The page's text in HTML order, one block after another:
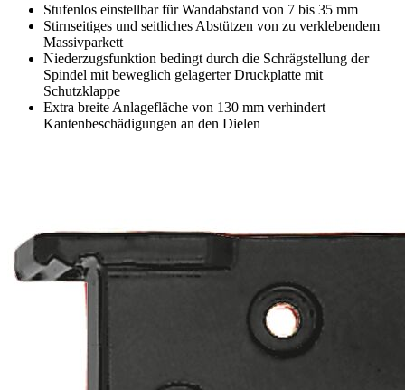
Stufenlos einstellbar für Wandabstand von 7 bis 35 mm
Stirnseitiges und seitliches Abstützen von zu verklebendem
Massivparkett
Niederzugsfunktion bedingt durch die Schrägstellung der
Spindel mit beweglich gelagerter Druckplatte mit
Schutzklappe
Extra breite Anlagefläche von 130 mm verhindert
Kantenbeschädigungen an den Dielen